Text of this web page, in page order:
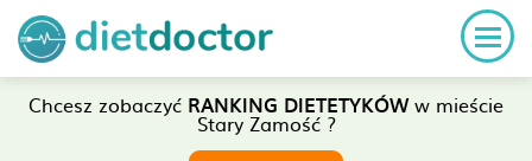
Chcesz zobaczyć RANKING DIETETYKÓWw mieście
Stary Zamość ?